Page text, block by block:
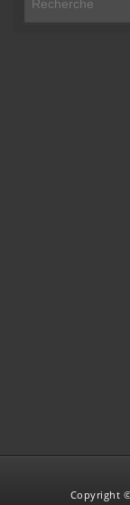
Copyright